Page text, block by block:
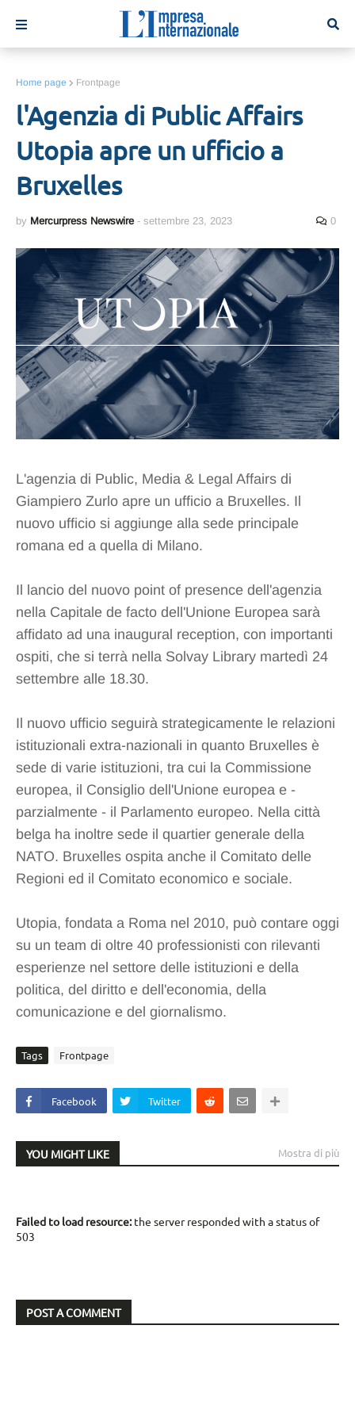
Home page Frontpage
l'Agenzia di Public Affairs
Utopia apre un ufficio a
Bruxelles
by Mercurpress Newswire - settembre 23, 2023 0
L'agenzia di Public, Media & Legal Affairs di
Giampiero Zurlo apre un ufficio a Bruxelles. Il
nuovo ufficio si aggiunge alla sede principale
romana ed a quella di Milano.
Il lancio del nuovo point of presence dell'agenzia
nella Capitale de facto dell'Unione Europea sarà
affidato ad una inaugural reception, con importanti
ospiti, che si terrà nella Solvay Library martedì 24
settembre alle 18.30.
Il nuovo ufficio seguirà strategicamente le relazioni
istituzionali extra-nazionali in quanto Bruxelles è
sede di varie istituzioni, tra cui la Commissione
europea, il Consiglio dell'Unione europea e -
parzialmente - il Parlamento europeo. Nella città
belga ha inoltre sede il quartier generale della
NATO. Bruxelles ospita anche il Comitato delle
Regioni ed il Comitato economico e sociale.
Utopia, fondata a Roma nel 2010, può contare oggi
su un team di oltre 40 professionisti con rilevanti
esperienze nel settore delle istituzioni e della
politica, del diritto e dell'economia, della
comunicazione e del giornalismo.
Tags Frontpage
Facebook Twitter
YOU MIGHT LIKE Mostra di più
Failed to load resource:the server responded with a status of
503
POST A COMMENT